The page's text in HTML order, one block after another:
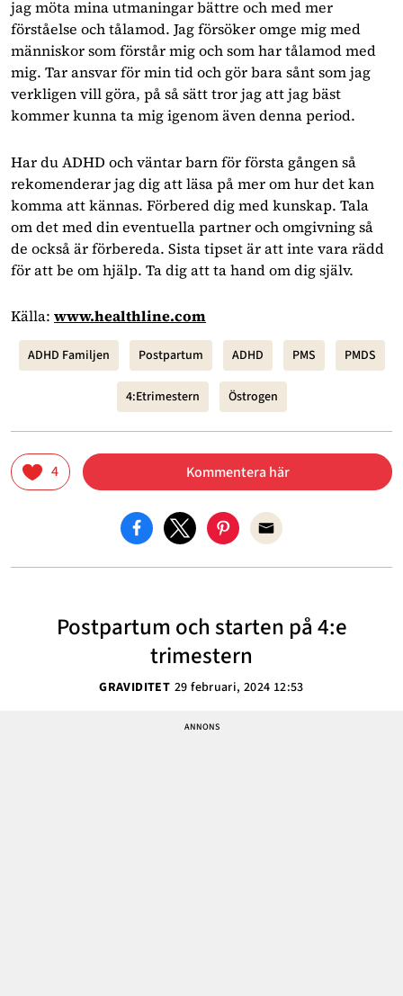
jag möta mina utmaningar bättre och med mer
förståelse och tålamod. Jag försöker omge mig med
människor som förstår mig och som har tålamod med
mig. Tar ansvar för min tid och gör bara sånt som jag
verkligen vill göra, på så sätt tror jag att jag bäst
kommer kunna ta mig igenom även denna period.
Har du ADHD och väntar barn för första gången så
rekomenderar jag dig att läsa på mer om hur det kan
komma att kännas. Förbered dig med kunskap. Tala
om det med din eventuella partner och omgivning så
de också är förbereda. Sista tipset är att inte vara rädd
för att be om hjälp. Ta dig att ta hand om dig själv.
Källa: www.healthline.com
ADHD Familjen Postpartum ADHD PMS PMDS
4:etrimestern Östrogen
4 Kommentera här
Postpartum och starten på 4:e
trimestern
GRAVIDITET 29 februari, 2024 12:53